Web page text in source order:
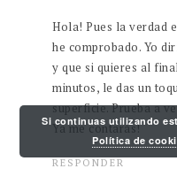
Hola! Pues la verdad
he comprobado. Yo
y que si quieres al
minutos, le das un
superficie. Prueba a
Ya me contarás!
RESPONDER
Si continuas utilizando
Política de